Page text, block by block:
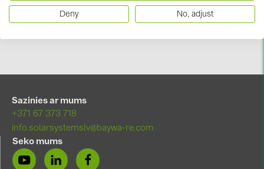
RAŽOTĀJI
EVOPIPES (7)
FRONIUS (42)
GROMTOR (32)
Sazinies ar mums
+371 67 373 718
info.solarsystemslv@baywa-re.com
Seko mums
Deny No, adjust